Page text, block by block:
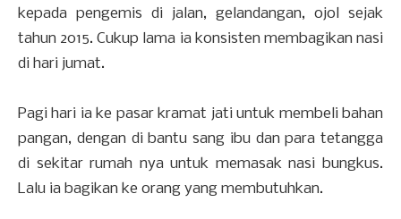
kepada pengemis di jalan, gelandangan, ojol sejak
tahun 2015. Cukup lama ia konsisten membagikan nasi
di hari jumat.
Pagi hari ia ke pasar kramat jati untuk membeli bahan
pangan, dengan di bantu sang ibu dan para tetangga
di sekitar rumah nya untuk memasak nasi bungkus.
Lalu ia bagikan ke orang yang membutuhkan.